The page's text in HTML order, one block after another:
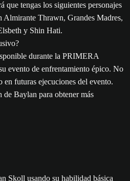
que tengas los siguientes personajes
Almirante Thrawn, Grandes Madres,
y Shin Hati.
durante la PRIMERA
evento de enfrentamiento épico. No
en futuras ejecuciones del evento.
de Baylan para obtener más